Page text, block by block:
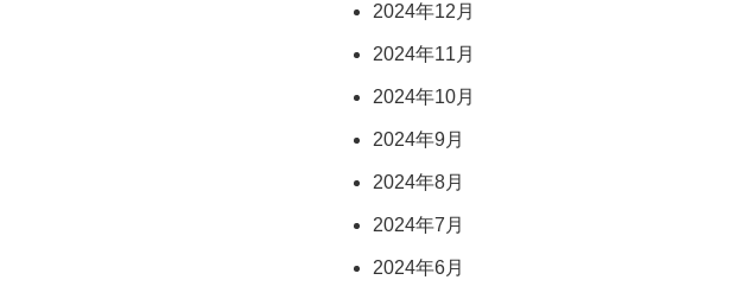
2024年12月
2024年11月
2024年10月
2024年9月
2024年8月
2024年7月
2024年6月